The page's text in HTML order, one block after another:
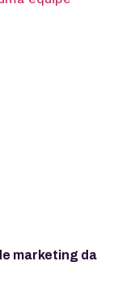
Em
marketing da